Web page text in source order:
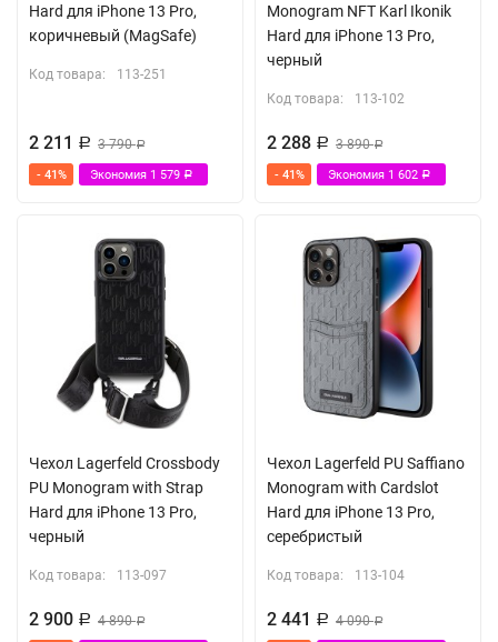
Hard для iPhone 13 Pro,
коричневый (MagSafe)
Код товара: 113-251
2 211 Р 3 790Р
- 41% Экономия 1 579 Р
Monogram NFT Karl Ikonik
Hard для iPhone 13 Pro,
черный
Код товара: 113-102
2 288 Р 3 890Р
- 41% Экономия 1 602 Р
Чехол Lagerfeld Crossbody
PU Monogram with Strap
Hard для iPhone 13 Pro,
черный
Код товара: 113-097
2 900 Р 4 890Р
Чехол Lagerfeld PU Saffiano
Monogram with Cardslot
Hard для iPhone 13 Pro,
серебристый
Код товара: 113-104
2 441 Р 4 090Р